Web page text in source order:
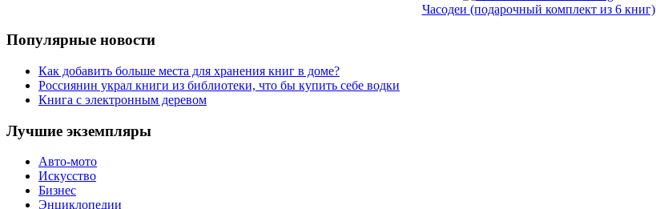
Часодеи (подарочный комплект из 6 книг)
Популярные новости
Как добавить больше места для хранения книг в доме?
Россиянин украл книги из библиотеки, что бы купить себе водки
Книга с электронным деревом
Лучшие экземпляры
Авто-мото
Искусство
Бизнес
Энциклопедии